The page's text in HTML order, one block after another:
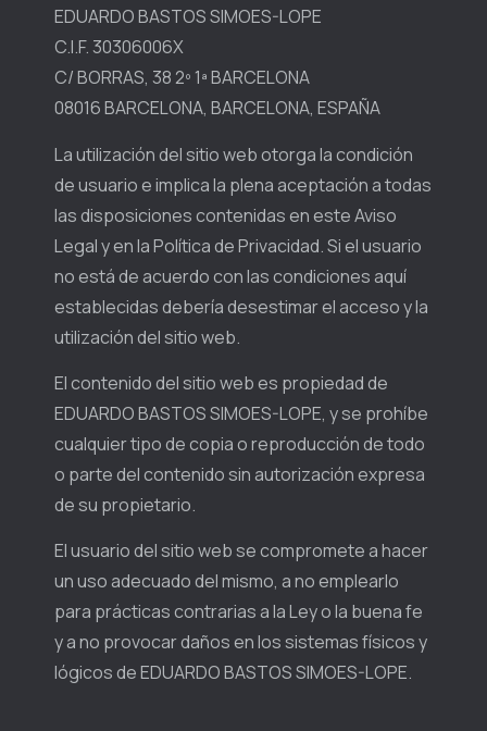
EDUARDO BASTOS SIMOES-LOPE
C.I.F. 30306006X
C/ BORRAS, 38 2º 1ª BARCELONA
08016 BARCELONA, BARCELONA, ESPAÑA
La utilización del sitio web otorga la condición
de usuario e implica la plena aceptación a todas
las disposiciones contenidas en este Aviso
Legal y en la Política de Privacidad. Si el usuario
no está de acuerdo con las condiciones aquí
establecidas debería desestimar el acceso y la
utilización del sitio web.
El contenido del sitio web es propiedad de
EDUARDO BASTOS SIMOES-LOPE, y se prohíbe
cualquier tipo de copia o reproducción de todo
o parte del contenido sin autorización expresa
de su propietario.
El usuario del sitio web se compromete a hacer
un uso adecuado del mismo, a no emplearlo
para prácticas contrarias a la Ley o la buena fe
y a no provocar daños en los sistemas físicos y
lógicos de EDUARDO BASTOS SIMOES-LOPE.